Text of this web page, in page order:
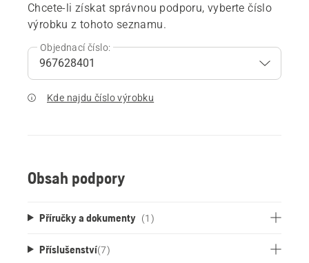
Chcete-li získat správnou podporu, vyberte číslo
výrobku z tohoto seznamu.
Objednací číslo:
Kde najdu číslo výrobku
Obsah podpory
Příručky a dokumenty (1)
Příslušenství(7)